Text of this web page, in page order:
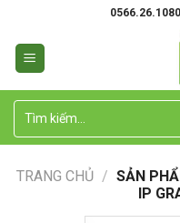
content
Tìm
TRANG CHỦ / SẢN
IP